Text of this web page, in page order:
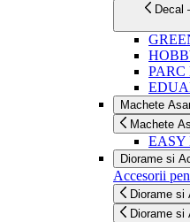
Decal – Piese Foto-Gravate și Zimmerit
PARC
Machete
Machete
EASY
Diorame si
Accesorii
Diorame si
Diorame si